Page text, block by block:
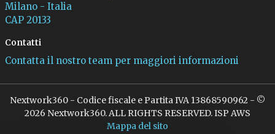
Milano - Italia
CAP 20133
Contatti
Contatta il nostro team per maggiori informazioni
Nextwork360 - Codice fiscale e Partita IVA 13868590962 - ©
2026 Nextwork360. ALL RIGHTS RESERVED. ISP AWS
Mappa del sito